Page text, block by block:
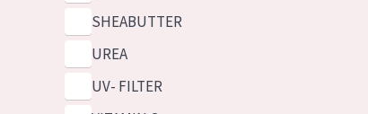
SHEABUTTER
UREA
UV- FILTER